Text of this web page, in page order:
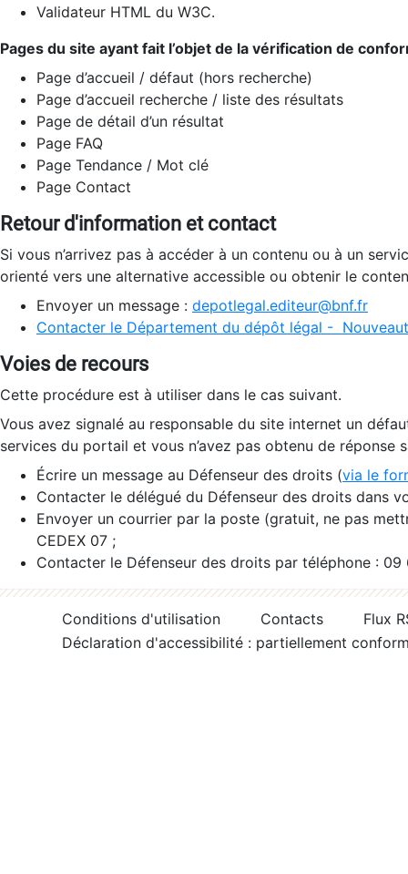
Validateur HTML du W3C.
Pages du site ayant fait l’objet de la vérification de
Page d’accueil / défaut (hors recherche)
Page d’accueil recherche / liste des résultats
Page de détail d’un résultat
Page FAQ
Page Tendance / Mot clé
Page Contact
Retour d'information et contact
Si vous n’arrivez pas à accéder à un contenu ou à un
orienté vers une alternative accessible ou obtenir le
Envoyer un message : depotlegal.editeur@bnf.fr
Contacter le Département du dépôt légal -
Voies de recours
Cette procédure est à utiliser dans le cas suivant.
Vous avez signalé au responsable du site internet un
services du portail et vous n’avez pas obtenu de réponse
Écrire un message au Défenseur des droits (via le
Contacter le délégué du Défenseur des droits dans
Envoyer un courrier par la poste (gratuit, ne pas
CEDEX 07 ;
Contacter le Défenseur des droits par téléphone :
Conditions d'utilisation Contacts
Flux
Déclaration d'accessibilité : partiellement